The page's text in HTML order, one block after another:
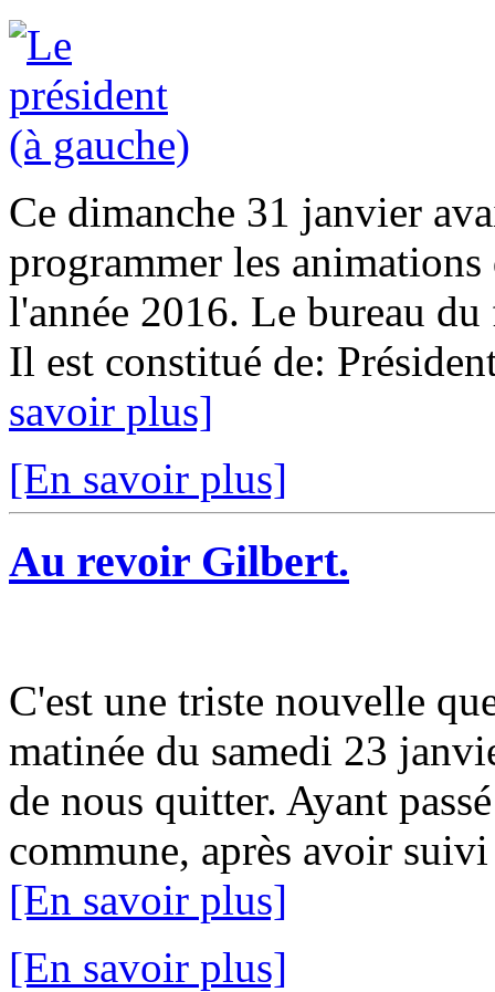
Ce dimanche 31 janvier
programmer les
l'année 2016. Le bureau
Il est constitué de:
savoir plus]
[En savoir plus]
Au revoir Gilbert.
C'est une triste nouvelle
matinée du samedi 23
de nous quitter. Ayant
commune, après avoir
[En savoir plus]
[En savoir plus]